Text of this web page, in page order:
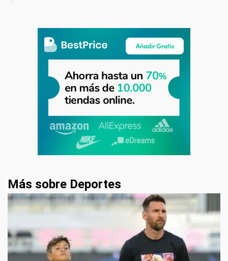
Más sobre Deportes